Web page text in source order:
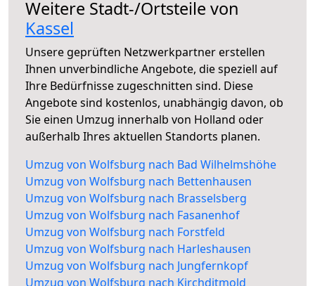
Weitere Stadt-/Ortsteile von
Kassel
Unsere geprüften Netzwerkpartner erstellen
Ihnen unverbindliche Angebote, die speziell auf
Ihre Bedürfnisse zugeschnitten sind. Diese
Angebote sind kostenlos, unabhängig davon, ob
Sie einen Umzug innerhalb von Holland oder
außerhalb Ihres aktuellen Standorts planen.
Umzug von Wolfsburg nach Bad Wilhelmshöhe
Umzug von Wolfsburg nach Bettenhausen
Umzug von Wolfsburg nach Brasselsberg
Umzug von Wolfsburg nach Fasanenhof
Umzug von Wolfsburg nach Forstfeld
Umzug von Wolfsburg nach Harleshausen
Umzug von Wolfsburg nach Jungfernkopf
Umzug von Wolfsburg nach Kirchditmold